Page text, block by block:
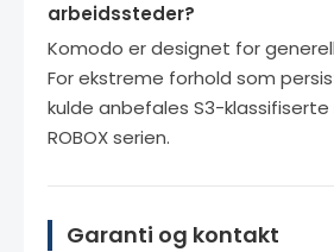
arbeidssteder?
Komodo er designet for
For ekstreme forhold som
kulde anbefales S3-
ROBOX serien.
Garanti og kontakt